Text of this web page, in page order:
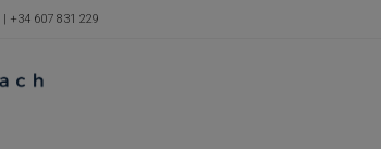
| +34 607 831 229